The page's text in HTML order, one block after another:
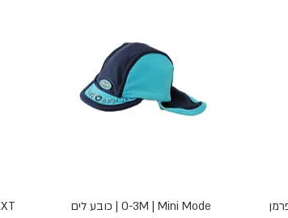
תצוגה מהירה
0-3M | Mini Mode | כובע לים